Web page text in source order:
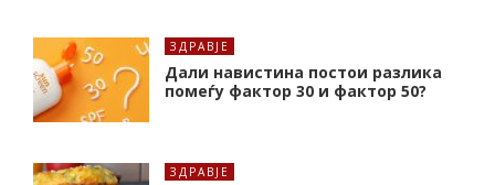
ЗДРАВЈЕ
Дали навистина постои разлика
помеѓу фактор 30 и фактор 50?
ЗДРАВЈЕ